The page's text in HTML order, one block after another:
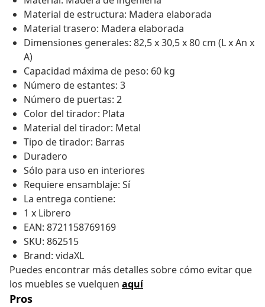
Material de estructura: Madera elaborada
Material trasero: Madera elaborada
Dimensiones generales: 82,5 x 30,5 x 80 cm (L x An x
A)
Capacidad máxima de peso: 60 kg
Número de estantes: 3
Número de puertas: 2
Color del tirador: Plata
Material del tirador: Metal
Tipo de tirador: Barras
Duradero
Sólo para uso en interiores
Requiere ensamblaje: Sí
La entrega contiene:
1 x Librero
EAN: 8721158769169
SKU: 862515
Brand: vidaXL
Puedes encontrar más detalles sobre cómo evitar que
los muebles se vuelquen aquí
Pros